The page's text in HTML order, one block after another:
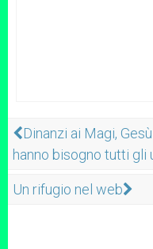
Dinanzi ai Magi,
hanno bisogno tutti gli
Un rifugio nel web